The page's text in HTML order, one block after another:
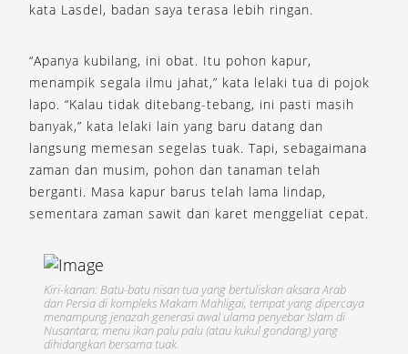
kata Lasdel, badan saya terasa lebih ringan.
“Apanya kubilang, ini obat. Itu pohon kapur,
menampik segala ilmu jahat,” kata lelaki tua di pojok
lapo. “Kalau tidak ditebang-tebang, ini pasti masih
banyak,” kata lelaki lain yang baru datang dan
langsung memesan segelas tuak. Tapi, sebagaimana
zaman dan musim, pohon dan tanaman telah
berganti. Masa kapur barus telah lama lindap,
sementara zaman sawit dan karet menggeliat cepat.
Kiri-kanan: Batu-batu nisan tua yang bertuliskan aksara Arab
dan Persia di kompleks Makam Mahligai, tempat yang dipercaya
menampung jenazah generasi awal ulama penyebar Islam di
Nusantara; menu ikan palu palu (atau kukul gondang) yang
dihidangkan bersama tuak.